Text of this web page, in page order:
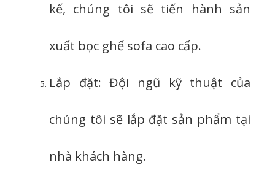
kế, chúng tôi sẽ tiến hành sản
xuất bọc ghế sofa cao cấp.
Lắp đặt: Đội ngũ kỹ thuật của
chúng tôi sẽ lắp đặt sản phẩm tại
nhà khách hàng.